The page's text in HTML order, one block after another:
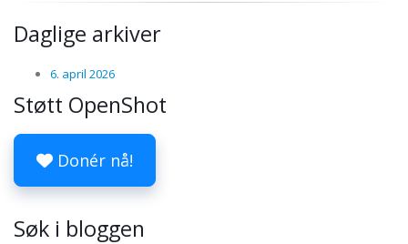
Daglige arkiver
6. april 2026
Støtt OpenShot
Donér nå!
Søk i bloggen